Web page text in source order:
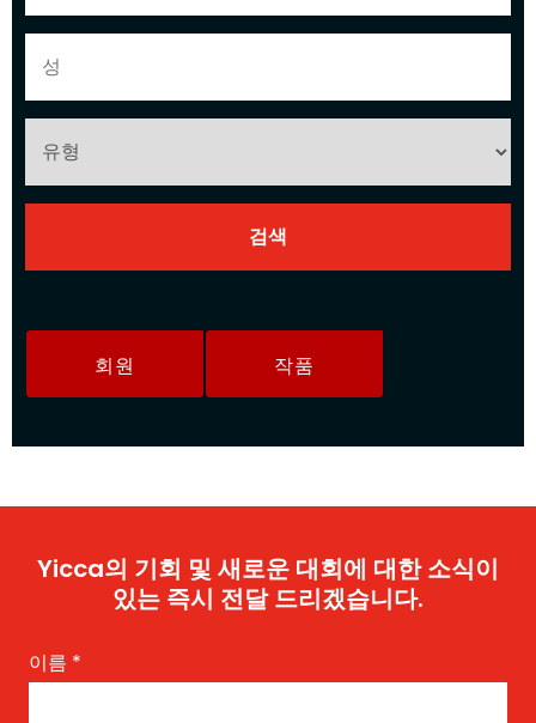
회원 작품
Yicca의 기회 및 새로운 대회에 대한 소식이
있는 즉시 전달 드리겠습니다.
이름 *